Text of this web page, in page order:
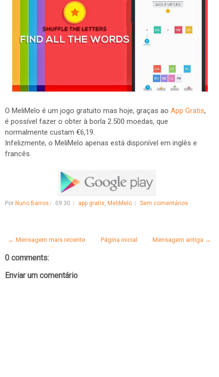
O MeliMelo é um jogo gratuito mas hoje, graças ao App Gratis,
é possível fazer o obter à borla 2.500 moedas, que
normalmente custam €6,19.
Infelizmente, o MeliMelo apenas está disponível em inglês e
francês.
Por Nuno Barros 09:30 app gratis, MeliMelo Sem comentários
← Mensagem mais recente Mensagem antiga →
Página inicial
0 comments:
Enviar um comentário